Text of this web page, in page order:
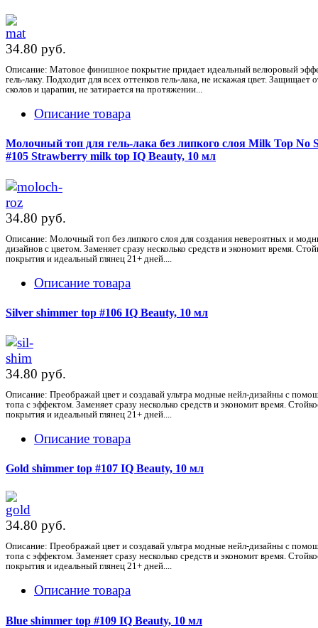
34.80 pуб.
Описание: Матовое финишное покрытие придает идеальный велюровый
гель-лаку. Подходит для всех оттенков гель-лака, не искажая цвет. Защищает
сколов и царапин, не затирается на протяжении...
Описание товара
Молочный топ для гель-лака без липкого слоя Milk Top No
#105 Strawberry milk top IQ Beauty, 10 мл
34.80 pуб.
Описание: Молочный топ без липкого слоя для создания невероятных и
дизайнов с цветом. Заменяет сразу несколько средств и экономит время.
покрытия и идеальный глянец 21+ дней....
Описание товара
Silver shimmer top #106 IQ Beauty, 10 мл
34.80 pуб.
Описание: Преображай цвет и создавай ультра модные нейл-дизайны с
топа с эффектом. Заменяет сразу несколько средств и экономит время.
покрытия и идеальный глянец 21+ дней....
Описание товара
Gold shimmer top #107 IQ Beauty, 10 мл
34.80 pуб.
Описание: Преображай цвет и создавай ультра модные нейл-дизайны с
топа с эффектом. Заменяет сразу несколько средств и экономит время.
покрытия и идеальный глянец 21+ дней....
Описание товара
Blue shimmer top #109 IQ Beauty, 10 мл